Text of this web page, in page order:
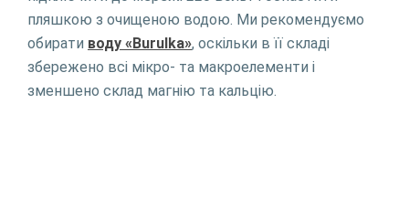
пляшкою з очищеною водою. Ми рекомендуємо
обирати воду «Burulka», оскільки в її складі
збережено всі мікро- та макроелементи і
зменшено склад магнію та кальцію.